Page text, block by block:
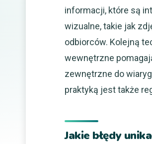
informacji, które są
wizualne, takie jak
odbiorców. Kolejną
wewnętrzne
zewnętrzne do
praktyką jest także
Jakie błędy